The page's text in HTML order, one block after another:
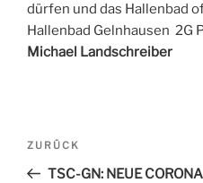
dürfen und das Hallenbad
Hallenbad Gelnhausen 2G
Michael Landschreiber
Beitrags-
Vorheriger
Beitrag
ZURÜCK
TSC-GN: NEUE